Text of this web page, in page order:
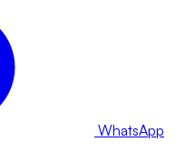
WhatsApp